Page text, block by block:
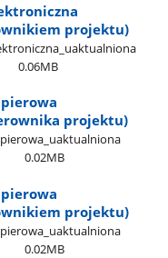
projektu)
0.06MB
projektu)
0.02MB
projektu)
0.02MB